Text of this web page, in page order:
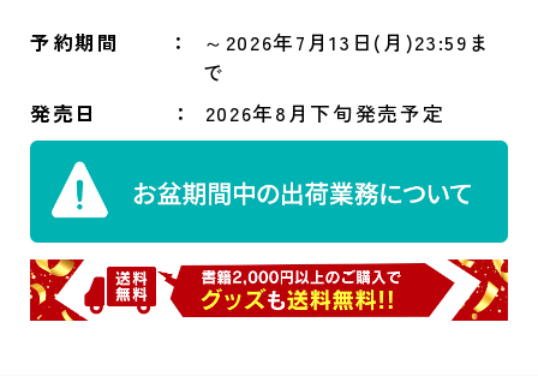
予約期間
～2026年7月13日(月)23:59ま
で
発売日
2026年8月下旬発売予定